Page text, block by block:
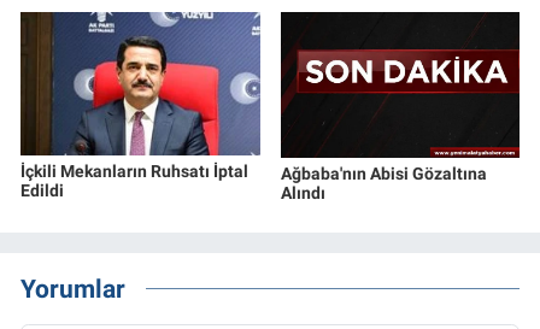
İçkili Mekanların Ruhsatı İptal
Edildi
Ağbaba'nın Abisi Gözaltına
Alındı
Yorumlar